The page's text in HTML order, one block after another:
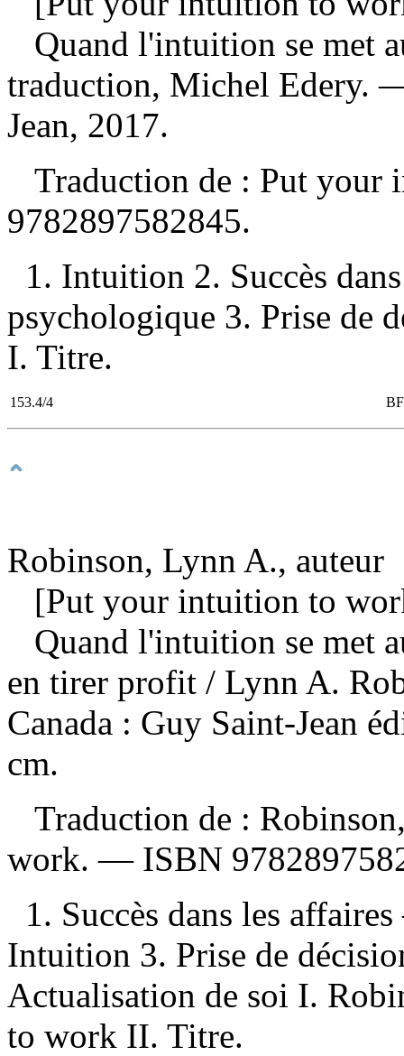
Quand l'intuition se met
traduction, Michel Edery.
Jean, 2017.
Traduction de : Put
9782897582845.
1. Intuition 2. Succès
psychologique 3. Prise de
I. Titre.
153.4/4
Robinson, Lynn A., auteur
[Put your intuition to
Quand l'intuition se met
en tirer profit / Lynn A.
Canada : Guy Saint-Jean
cm.
Traduction de :
work. — ISBN
1. Succès dans les
Intuition 3. Prise de
Actualisation de soi I.
to work II. Titre.